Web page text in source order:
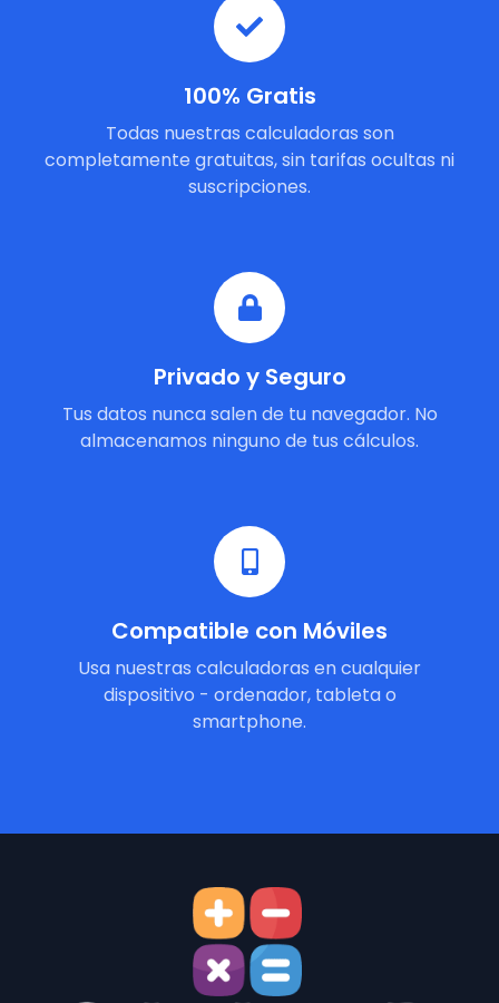
100% Gratis
Todas nuestras calculadoras son
completamente gratuitas, sin tarifas ocultas ni
suscripciones.
Privado y Seguro
Tus datos nunca salen de tu navegador. No
almacenamos ninguno de tus cálculos.
Compatible con Móviles
Usa nuestras calculadoras en cualquier
dispositivo - ordenador, tableta o
smartphone.